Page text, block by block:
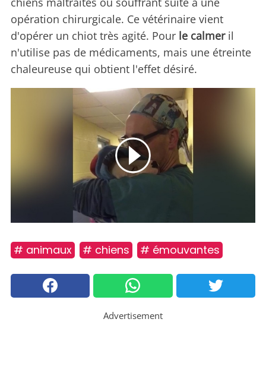
opération chirurgicale. Ce vétérinaire vient
d'opérer un chiot très agité. Pour le calmeril
n'utilise pas de médicaments, mais une étreinte
chaleureuse qui obtient l'effet désiré.
# animaux # chiens # émouvantes
Advertisement